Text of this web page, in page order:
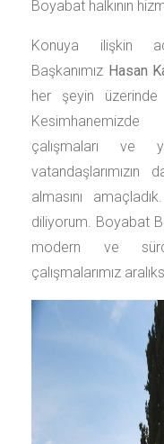
Boyabat halkının
Konuya ilişkin
Başkanımız Hasan
her şeyin üzerinde
çalışmaları ve
almasını
diliyorum. Boyabat
modern ve
çalışmalarımız